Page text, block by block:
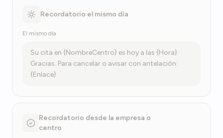
Recordatorio el mismo día
El mismo día
Su cita en {NombreCentro} es hoy a las {Hora}.
Gracias. Para cancelar o avisar con antelación:
{Enlace}
Recordatorio desde la empresa o
centro